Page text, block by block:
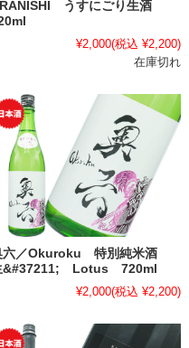
うすにごり生酒
¥2,000(税込 ¥2,200)
在庫切れ
六／Okuroku 特別純米酒
&#37211; Lotus 720ml
¥2,000(税込 ¥2,200)